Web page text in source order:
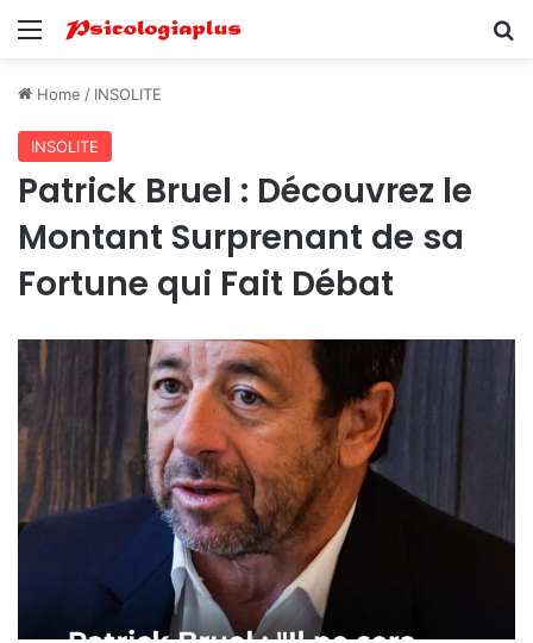
Menu
Home / INSOLITE
INSOLITE
Patrick Bruel : Découvrez le
Montant Surprenant de sa
Fortune qui Fait Débat